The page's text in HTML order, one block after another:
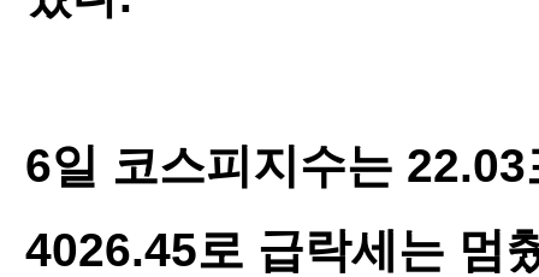
6일 코스피지수는
4026.45로 급락세는 멈